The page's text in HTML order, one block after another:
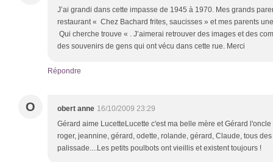
J’ai grandi dans cette impasse de 1945 à 1970. Mes grands
restaurant « Chez Bachard frites, saucisses » et mes parents
Qui cherche trouve « . J’aimerai retrouver des images et des
des souvenirs de gens qui ont vécu dans cette rue. Merci
Répondre
O obert anne 16/10/2009 23:29
Gérard aime LucetteLucette c'est ma belle mère et Gérard
roger, jeannine, gérard, odette, rolande, gérard, Claude, tous
palissade....Les petits poulbots ont vieillis et existent toujours !